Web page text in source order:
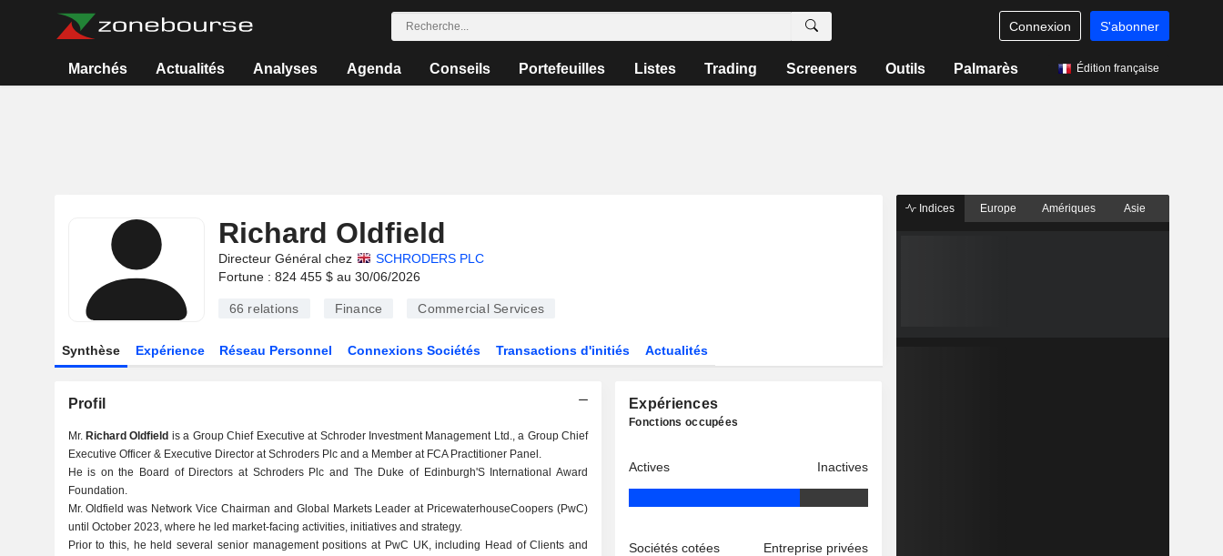
Connexion S'abonner
Marchés Actualités Analyses Agenda Conseils Portefeuilles Listes Trading Screeners Outils Palmarès Édition française
Richard Oldfield
Directeur Général chez
SCHRODERS PLC
Fortune : 824 455 $ au 30/06/2026
66 relations Finance Commercial Services
Synthèse Expérience Réseau Personnel Connexions Sociétés Transactions d'initiés Actualités
Profil
Mr. Richard Oldfield is a Group Chief Executive at Schroder Investment Management Ltd., a Group Chief
Executive Officer & Executive Director at Schroders Plc and a Member at FCA Practitioner Panel.
He is on the Board of Directors at Schroders Plc and The Duke of Edinburgh'S International Award
Foundation.
Mr. Oldfield was Network Vice Chairman and Global Markets Leader at PricewaterhouseCoopers (PwC)
until October 2023, where he led market-facing activities, initiatives and strategy.
Prior to this, he held several senior management positions at PwC UK, including Head of Clients and
Expériences
Fonctions occupées
Actives Inactives
Sociétés cotées Entreprise privées
Indices Europe Amériques Asie